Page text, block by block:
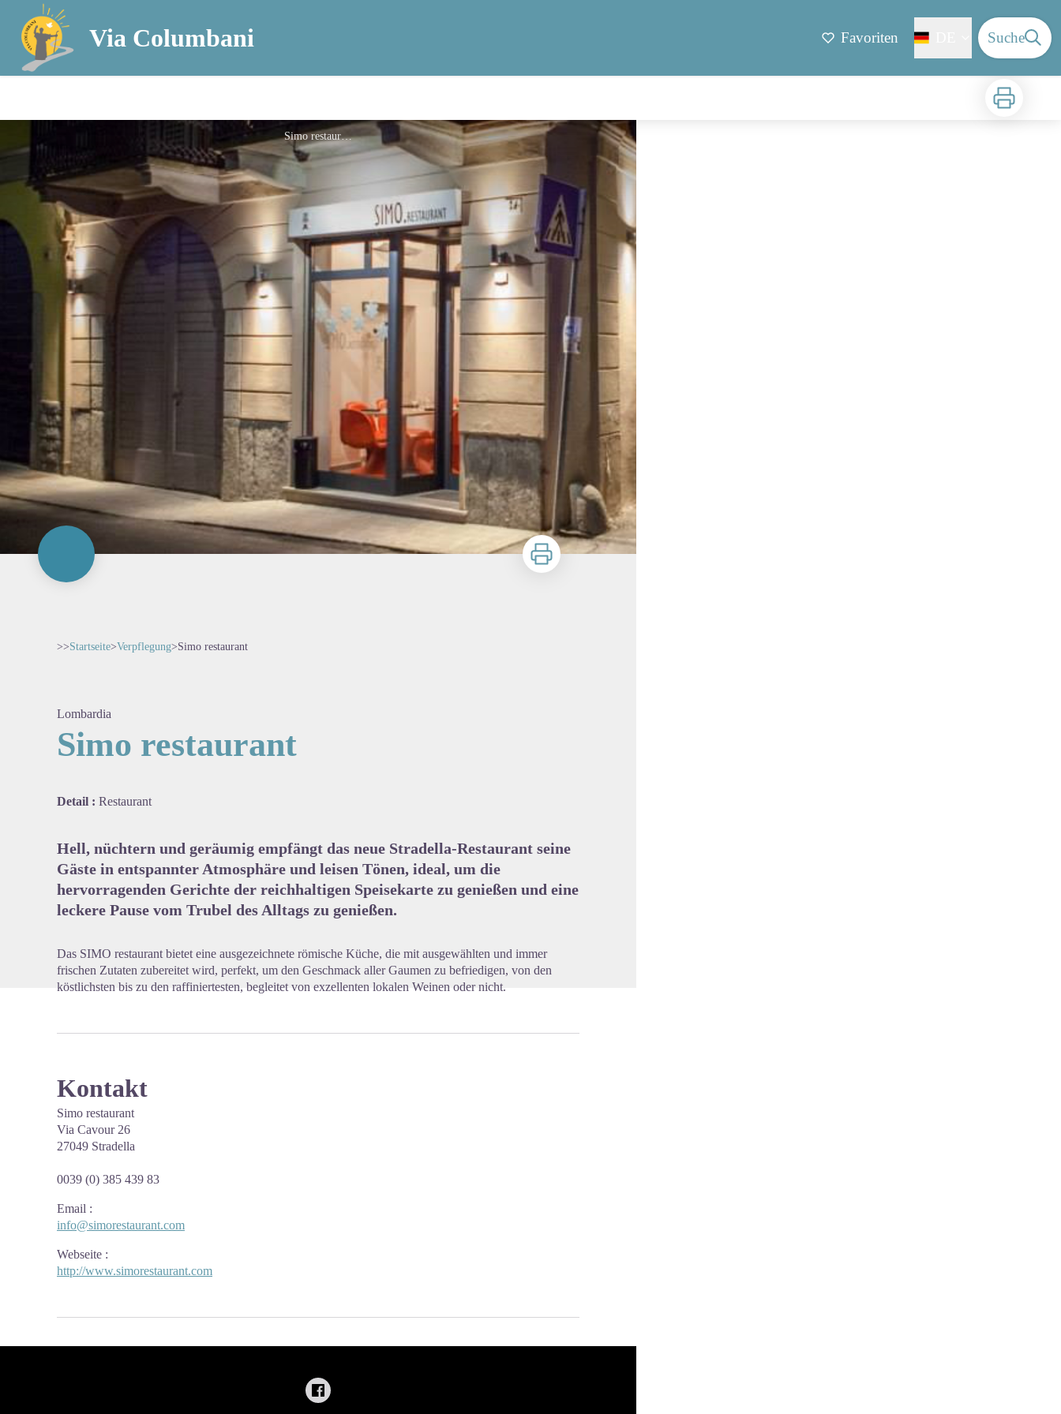
Via Columbani Favoriten Suche
Zu drucken
Simo restaurant
Zu drucken
>>Startseite>Verpflegung>Simo restaurant
Lombardia
Simo restaurant
Detail : Restaurant
Hell, nüchtern und geräumig empfängt das neue Stradella-Restaurant seine
Gäste in entspannter Atmosphäre und leisen Tönen, ideal, um die
hervorragenden Gerichte der reichhaltigen Speisekarte zu genießen und eine
leckere Pause vom Trubel des Alltags zu genießen.
Das SIMO restaurant bietet eine ausgezeichnete römische Küche, die mit ausgewählten und immer
frischen Zutaten zubereitet wird, perfekt, um den Geschmack aller Gaumen zu befriedigen, von den
köstlichsten bis zu den raffiniertesten, begleitet von exzellenten lokalen Weinen oder nicht.
Kontakt
Simo restaurant
Via Cavour 26
27049 Stradella
0039 (0) 385 439 83
Email :
info@simorestaurant.com
Webseite :
http://www.simorestaurant.com